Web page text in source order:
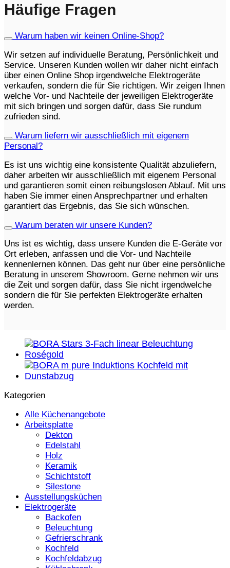
Häufige Fragen
Warum haben wir keinen Online-Shop?
Wir setzen auf individuelle Beratung, Persönlichkeit und
Service. Unseren Kunden wollen wir daher nicht einfach
über einen Online Shop irgendwelche Elektrogeräte
verkaufen, sondern die für Sie richtigen. Wir zeigen Ihnen
welche Vor- und Nachteile der jeweiligen Elektrogeräte
mit sich bringen und sorgen dafür, dass Sie rundum
zufrieden sind.
Warum liefern wir ausschließlich mit eigenem
Personal?
Es ist uns wichtig eine konsistente Qualität abzuliefern,
daher arbeiten wir ausschließlich mit eigenem Personal
und garantieren somit einen reibungslosen Ablauf. Mit uns
haben Sie immer einen Ansprechpartner und erhalten
garantiert das Ergebnis, das Sie sich wünschen.
Warum beraten wir unsere Kunden?
Uns ist es wichtig, dass unsere Kunden die E-Geräte vor
Ort erleben, anfassen und die Vor- und Nachteile
kennenlernen können. Das geht nur über eine persönliche
Beratung in unserem Showroom. Gerne nehmen wir uns
die Zeit und sorgen dafür, dass Sie nicht irgendwelche
sondern die für Sie perfekten Elektrogeräte erhalten
werden.
Kategorien
Alle Küchenangebote
Arbeitsplatte
Dekton
Edelstahl
Holz
Keramik
Schichtstoff
Silestone
Ausstellungsküchen
Elektrogeräte
Backofen
Beleuchtung
Gefrierschrank
Kochfeld
Kochfeldabzug